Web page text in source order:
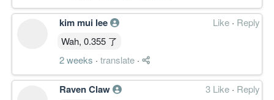
kim mui lee Like · Reply
Wah, 0.355 了
2 weeks · translate ·
Raven Claw 3 Like · Reply